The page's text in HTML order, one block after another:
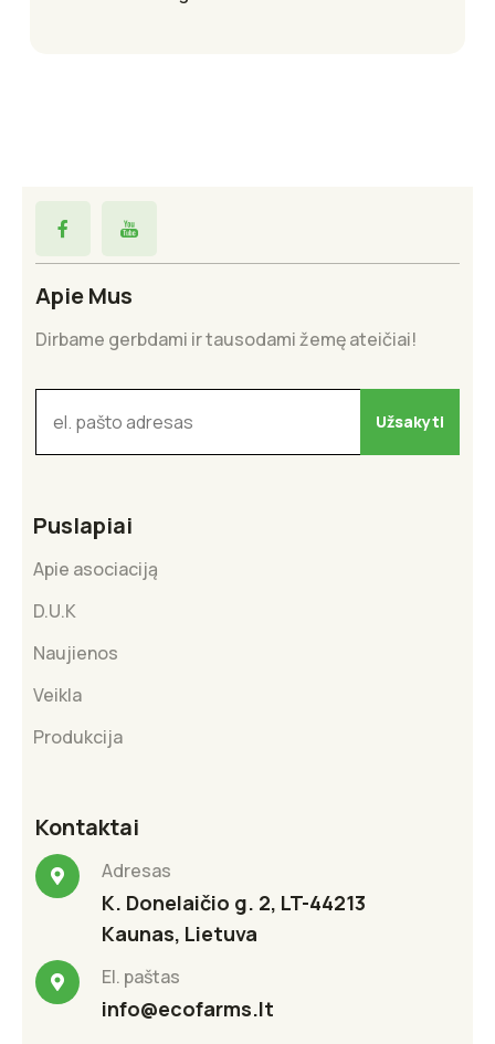
Apie Mus
Dirbame gerbdami ir tausodami žemę ateičiai!
Puslapiai
Apie asociaciją
D.U.K
Naujienos
Veikla
Produkcija
Kontaktai
Adresas
K. Donelaičio g. 2, LT-44213
Kaunas, Lietuva
El. paštas
info@ecofarms.lt